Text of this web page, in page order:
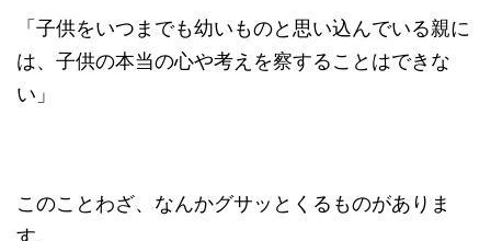
「子供をいつまでも幼いものと思い込んでいる親に
は、子供の本当の心や考えを察することはできな
い」
このことわざ、なんかグサッとくるものがありま
す。